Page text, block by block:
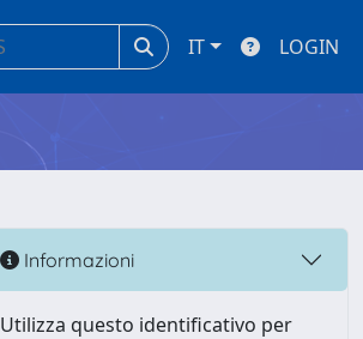
IT LOGIN
Informazioni
Utilizza questo identificativo per